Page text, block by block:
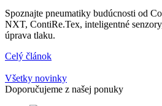
Spoznajte pneumatiky budúcnosti od
NXT, ContiRe.Tex, inteligentné
úprava tlaku.
Celý článok
Všetky novinky
Doporučujeme z našej ponuky